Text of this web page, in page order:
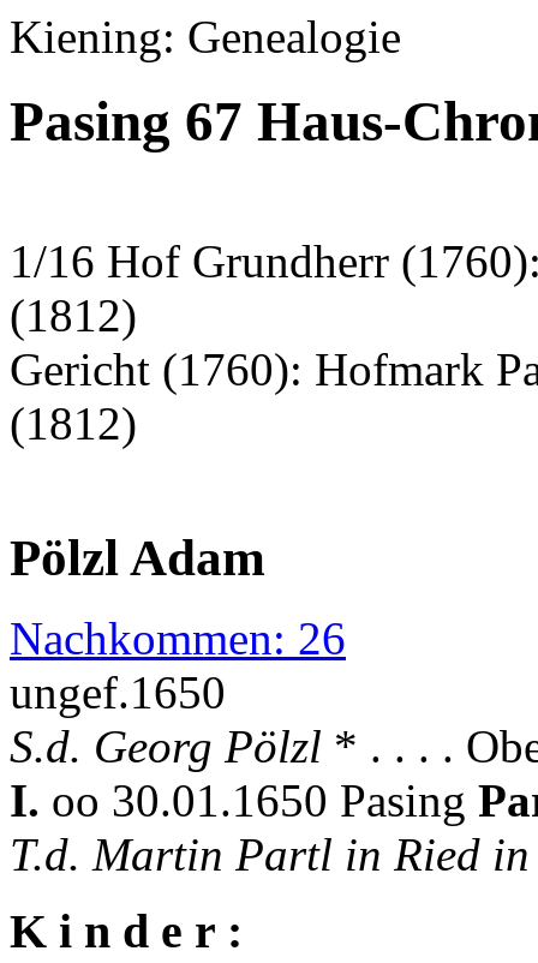
Kiening: Genealogie
Pasing 67 Haus-
1/16 Hof Grundherr
(1812)
Gericht (1760): Hofmark
(1812)
Pölzl Adam
Nachkommen: 26
ungef.1650
S.d. Georg Pölzl * . . . .
I. oo 30.01.1650 Pasing
T.d. Martin Partl in Ried
K i n d e r :